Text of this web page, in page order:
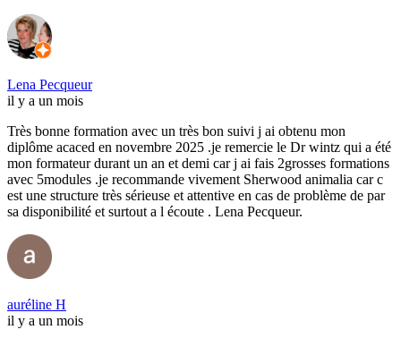
Lena Pecqueur
il y a un mois
Très bonne formation avec un très bon suivi j ai obtenu mon
diplôme acaced en novembre 2025 .je remercie le Dr wintz qui a été
mon formateur durant un an et demi car j ai fais 2grosses formations
avec 5modules .je recommande vivement Sherwood animalia car c
est une structure très sérieuse et attentive en cas de problème de par
sa disponibilité et surtout a l écoute . Lena Pecqueur.
auréline H
il y a un mois